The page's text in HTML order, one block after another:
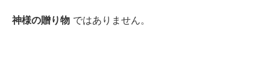
神様の贈り物 ではありません。